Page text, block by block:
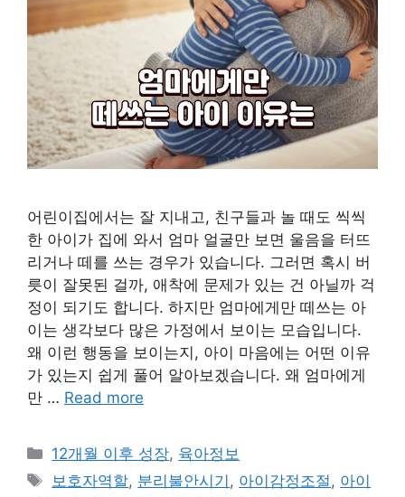
어린이집에서는 잘 지내고, 친구들과 놀 때도 씩씩
한 아이가 집에 와서 엄마 얼굴만 보면 울음을 터뜨
리거나 떼를 쓰는 경우가 있습니다. 그러면 혹시 버
릇이 잘못된 걸까, 애착에 문제가 있는 건 아닐까 걱
정이 되기도 합니다. 하지만 엄마에게만 떼쓰는 아
이는 생각보다 많은 가정에서 보이는 모습입니다.
왜 이런 행동을 보이는지, 아이 마음에는 어떤 이유
가 있는지 쉽게 풀어 알아보겠습니다. 왜 엄마에게
만 … Read more
Categories
12개월 이후 성장, 육아정보
Tags
보호자역할, 분리불안시기 , 아이감정조절 , 아이